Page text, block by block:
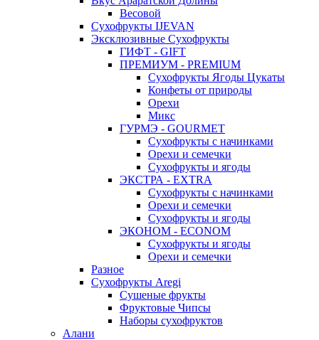
Весовой
Сухофрукты IJEVAN
Эксклюзивные Сухофрукты
ГИФТ - GIFT
ПРЕМИУМ - PREMIUM
Сухофрукты Ягоды Цукаты
Конфеты от природы
Орехи
Микс
ГУРМЭ - GOURMET
Сухофрукты с начинками
Орехи и семечки
Сухофрукты и ягоды
ЭКСТРА - EXTRA
Сухофрукты с начинками
Орехи и семечки
Сухофрукты и ягоды
ЭКОНОМ - ECONOM
Сухофрукты и ягоды
Орехи и семечки
Разное
Сухофрукты Aregi
Сушеные фрукты
Фруктовые Чипсы
Наборы сухофруктов
Алани